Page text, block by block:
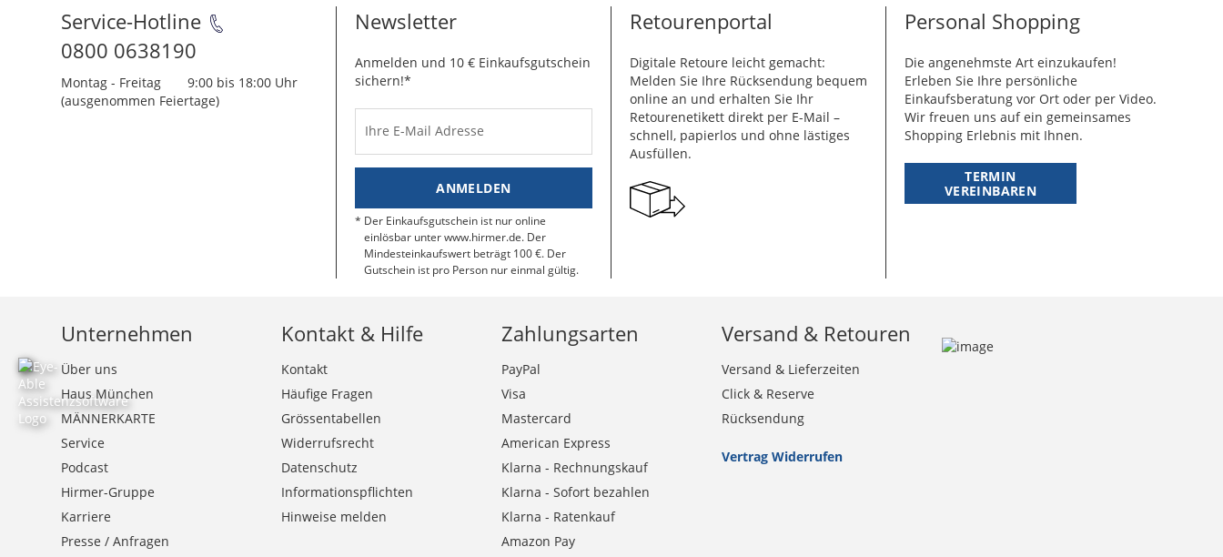
Service-Hotline
0800 0638190
Montag - Freitag
9:00 bis 18:00 Uhr
(ausgenommen Feiertage)
Newsletter
Anmelden und 10 € Einkaufsgutschein
sichern!*
Ihre E-Mail Adresse
ANMELDEN
Der Einkaufsgutschein ist nur online
einlösbar unter www.hirmer.de. Der
Mindesteinkaufswert beträgt 100 €. Der
Gutschein ist pro Person nur einmal gültig.
Retourenportal
Digitale Retoure leicht gemacht:
Melden Sie Ihre Rücksendung bequem
online an und erhalten Sie Ihr
Retourenetikett direkt per E-Mail –
schnell, papierlos und ohne lästiges
Ausfüllen.
Personal Shopping
Die angenehmste Art einzukaufen!
Erleben Sie Ihre persönliche
Einkaufsberatung vor Ort oder per Video.
Wir freuen uns auf ein gemeinsames
Shopping Erlebnis mit Ihnen.
TERMIN
VEREINBAREN
Unternehmen
Über uns
Haus München
MÄNNERKARTE
Service
Podcast
Hirmer-Gruppe
Karriere
Presse / Anfragen
Kontakt & Hilfe
Kontakt
Häufige Fragen
Grössentabellen
Widerrufsrecht
Datenschutz
Informationspflichten
Hinweise melden
Zahlungsarten
PayPal
Visa
Mastercard
American Express
Klarna - Rechnungskauf
Klarna - Sofort bezahlen
Klarna - Ratenkauf
Amazon Pay
Versand & Retouren
Versand & Lieferzeiten
Click & Reserve
Rücksendung
Vertrag Widerrufen